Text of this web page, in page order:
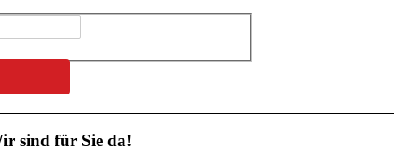
sind für Sie da!